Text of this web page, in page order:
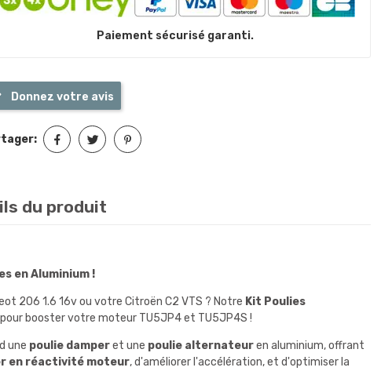
Paiement sécurisé garanti.
Donnez votre avis
du produit
en Aluminium !
206 1.6 16v ou votre Citroën C2 VTS ? Notre Kit Poulies
booster votre moteur TU5JP4 et TU5JP4S !
une poulie damperet une poulie alternateuren aluminium, offrant
en réactivité moteur, d'améliorer l'accélération, et d'optimiser la